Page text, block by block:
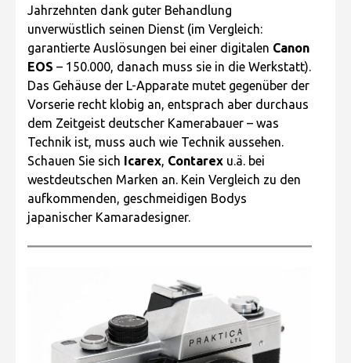
Jahrzehnten dank guter Behandlung
unverwüstlich seinen Dienst (im Vergleich:
garantierte Auslösungen bei einer digitalen Canon
EOS – 150.000, danach muss sie in die Werkstatt).
Das Gehäuse der L-Apparate mutet gegenüber der
Vorserie recht klobig an, entsprach aber durchaus
dem Zeitgeist deutscher Kamerabauer – was
Technik ist, muss auch wie Technik aussehen.
Schauen Sie sich
Icarex, Contarex u.ä. bei
westdeutschen Marken an. Kein Vergleich zu den
aufkommenden, geschmeidigen Bodys
japanischer Kamaradesigner.